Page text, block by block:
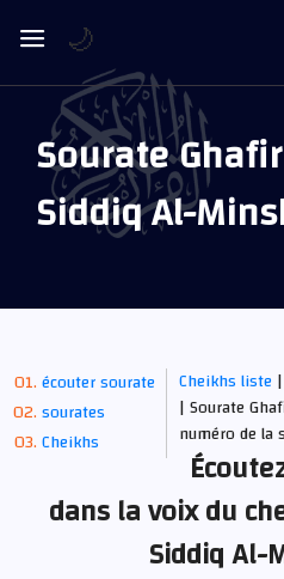
Sourate
Siddiq Al-
écouter sourate
sourates
Cheikhs
Cheikhs liste |
| Sourate
numéro de la
dans la voix du
Siddiq Al-
🌙